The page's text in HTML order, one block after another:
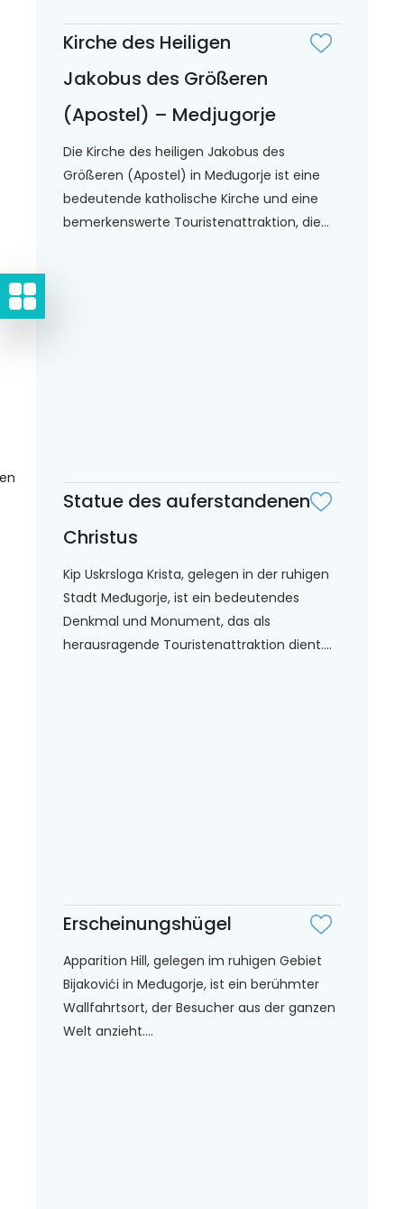
Kirche des Heiligen
Jakobus des Größeren
(Apostel) – Medjugorje
Die Kirche des heiligen Jakobus des
Größeren (Apostel) in Međugorje ist eine
bedeutende katholische Kirche und eine
bemerkenswerte Touristenattraktion, die...
Statue des auferstandenen
Christus
Kip Uskrsloga Krista, gelegen in der ruhigen
Stadt Međugorje, ist ein bedeutendes
Denkmal und Monument, das als
herausragende Touristenattraktion dient....
Erscheinungshügel
Apparition Hill, gelegen im ruhigen Gebiet
Bijakovići in Međugorje, ist ein berühmter
Wallfahrtsort, der Besucher aus der ganzen
Welt anzieht....